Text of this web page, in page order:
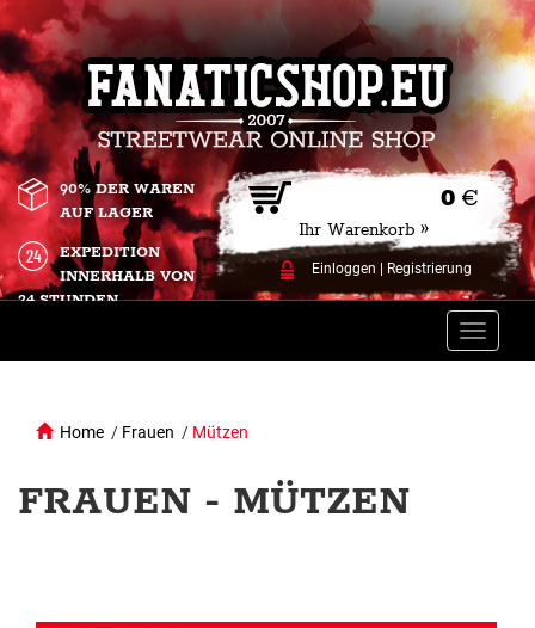
0 €
Ihr Warenkorb »
Einloggen Registrierung
90% DER WAREN
AUF LAGER
EXPEDITION
INNERHALB VON
24 STUNDEN.
Toggle
Home / Frauen / Mützen
FRAUEN - MÜTZEN